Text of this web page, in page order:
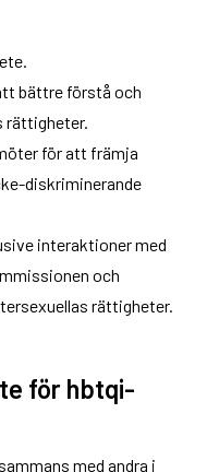
bättre förstå och
rättigheter.
för att främja
diskriminerande
interaktioner med
och
rättigheter.
för hbtqi-
med andra i